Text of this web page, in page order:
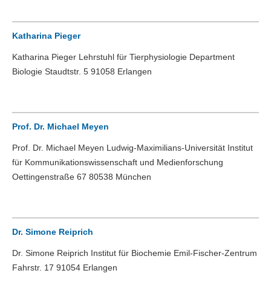
Katharina Pieger
Katharina Pieger Lehrstuhl für Tierphysiologie Department
Biologie Staudtstr. 5 91058 Erlangen
Prof. Dr. Michael Meyen
Prof. Dr. Michael Meyen Ludwig-Maximilians-Universität Institut
für Kommunikationswissenschaft und Medienforschung
Oettingenstraße 67 80538 München
Dr. Simone Reiprich
Dr. Simone Reiprich Institut für Biochemie Emil-Fischer-Zentrum
Fahrstr. 17 91054 Erlangen